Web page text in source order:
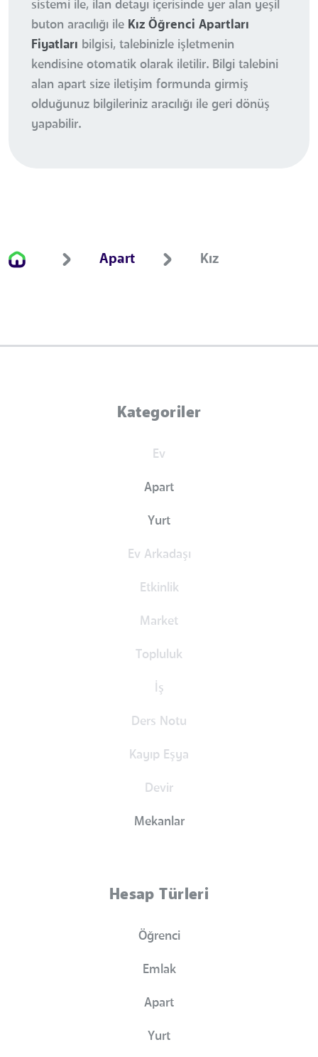
sistemi ile, ilan detayı içerisinde yer alan yeşil
buton aracılığı ile Kız Öğrenci Apartları
Fiyatları bilgisi, talebinizle işletmenin
kendisine otomatik olarak iletilir. Bilgi talebini
alan apart size iletişim formunda girmiş
olduğunuz bilgileriniz aracılığı ile geri dönüş
yapabilir.
Apart Kız
Kategoriler
Ev
Apart
Yurt
Ev Arkadaşı
Etkinlik
Market
Topluluk
İş
Ders Notu
Kayıp Eşya
Devir
Mekanlar
Hesap Türleri
Öğrenci
Emlak
Apart
Yurt